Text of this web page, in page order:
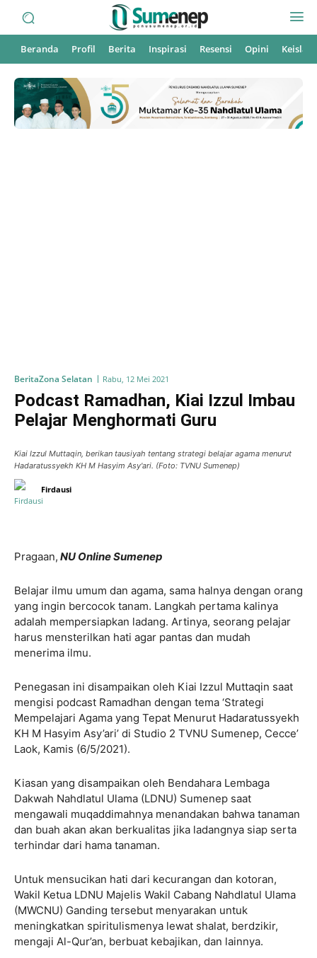
Beranda Profil Berita Inspirasi Resensi Opini
BeritaZona Selatan Rabu, 12 Mei 2021
Podcast Ramadhan, Kiai Izzul Imbau
Pelajar Menghormati Guru
Kiai Izzul Muttaqin, berikan tausiyah tentang strategi belajar agama menurut
Hadaratussyekh KH M Hasyim Asy'ari. (Foto: TVNU Sumenep)
Firdausi
Pragaan, NU Online Sumenep
Belajar ilmu umum dan agama, sama halnya dengan orang
yang ingin bercocok tanam. Langkah pertama kalinya
adalah mempersiapkan ladang. Artinya, seorang pelajar
harus mensterilkan hati agar pantas dan mudah
menerima ilmu.
Penegasan ini disampaikan oleh Kiai Izzul Muttaqin saat
mengisi podcast Ramadhan dengan tema ‘Strategi
Mempelajari Agama yang Tepat Menurut Hadaratussyekh
KH M Hasyim Asy’ari’ di Studio 2 TVNU Sumenep, Cecce’
Laok, Kamis (6/5/2021).
Kiasan yang disampaikan oleh Bendahara Lembaga
Dakwah Nahdlatul Ulama (LDNU) Sumenep saat
mengawali muqaddimahnya menandakan bahwa tanaman
dan buah akan akan berkualitas jika ladangnya siap serta
terhindar dari hama tanaman.
Untuk mensucikan hati dari kecurangan dan kotoran,
Wakil Ketua LDNU Majelis Wakil Cabang Nahdlatul Ulama
(MWCNU) Ganding tersebut menyarakan untuk
meningkatkan spiritulismenya lewat shalat, berdzikir,
mengaji Al-Qur’an, berbuat kebajikan, dan lainnya.